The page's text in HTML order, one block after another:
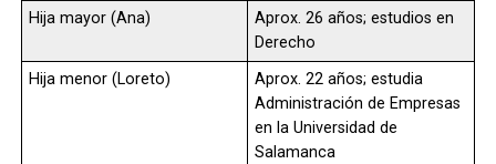
Hija mayor (Ana)
Aprox. 26 años; estudios en
Derecho
Hija menor (Loreto)
Aprox. 22 años; estudia
Administración de Empresas
en la Universidad de
Salamanca